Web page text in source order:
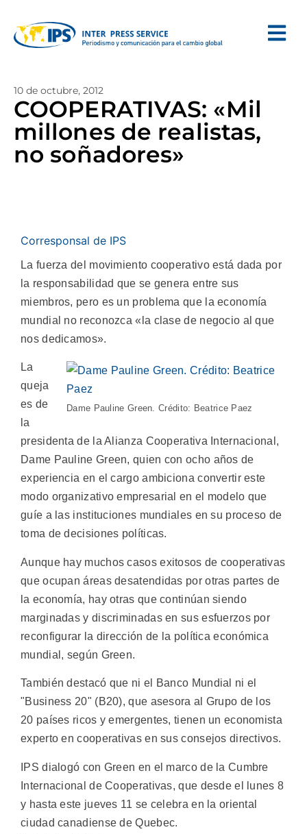
10 de octubre, 2012
COOPERATIVAS: «Mil
millones de realistas,
no soñadores»
Corresponsal de IPS
La fuerza del movimiento cooperativo está dada por
la responsabilidad que se genera entre sus
miembros, pero es un problema que la economía
mundial no reconozca «la clase de negocio al que
nos dedicamos».
Dame Pauline Green. Crédito: Beatrice Paez
La
queja
es de
la
presidenta de la Alianza Cooperativa Internacional,
Dame Pauline Green, quien con ocho años de
experiencia en el cargo ambiciona convertir este
modo organizativo empresarial en el modelo que
guíe a las instituciones mundiales en su proceso de
toma de decisiones políticas.
Aunque hay muchos casos exitosos de cooperativas
que ocupan áreas desatendidas por otras partes de
la economía, hay otras que continúan siendo
marginadas y discriminadas en sus esfuerzos por
reconfigurar la dirección de la política económica
mundial, según Green.
También destacó que ni el Banco Mundial ni el
"Business 20" (B20), que asesora al Grupo de los
20 países ricos y emergentes, tienen un economista
experto en cooperativas en sus consejos directivos.
IPS dialogó con Green en el marco de la Cumbre
Internacional de Cooperativas, que desde el lunes 8
y hasta este jueves 11 se celebra en la oriental
ciudad canadiense de Quebec.